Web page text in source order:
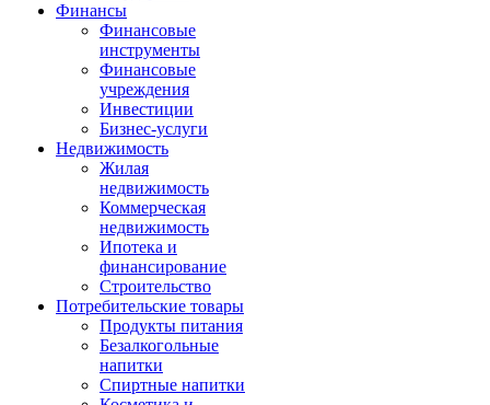
Финансы
Финансовые
инструменты
Финансовые
учреждения
Инвестиции
Бизнес-услуги
Недвижимость
Жилая
недвижимость
Коммерческая
недвижимость
Ипотека и
финансирование
Строительство
Потребительские товары
Продукты питания
Безалкогольные
напитки
Спиртные напитки